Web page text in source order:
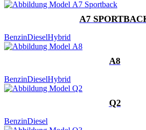
A7
BenzinDieselHybrid
A8
BenzinDieselHybrid
Q2
BenzinDiesel